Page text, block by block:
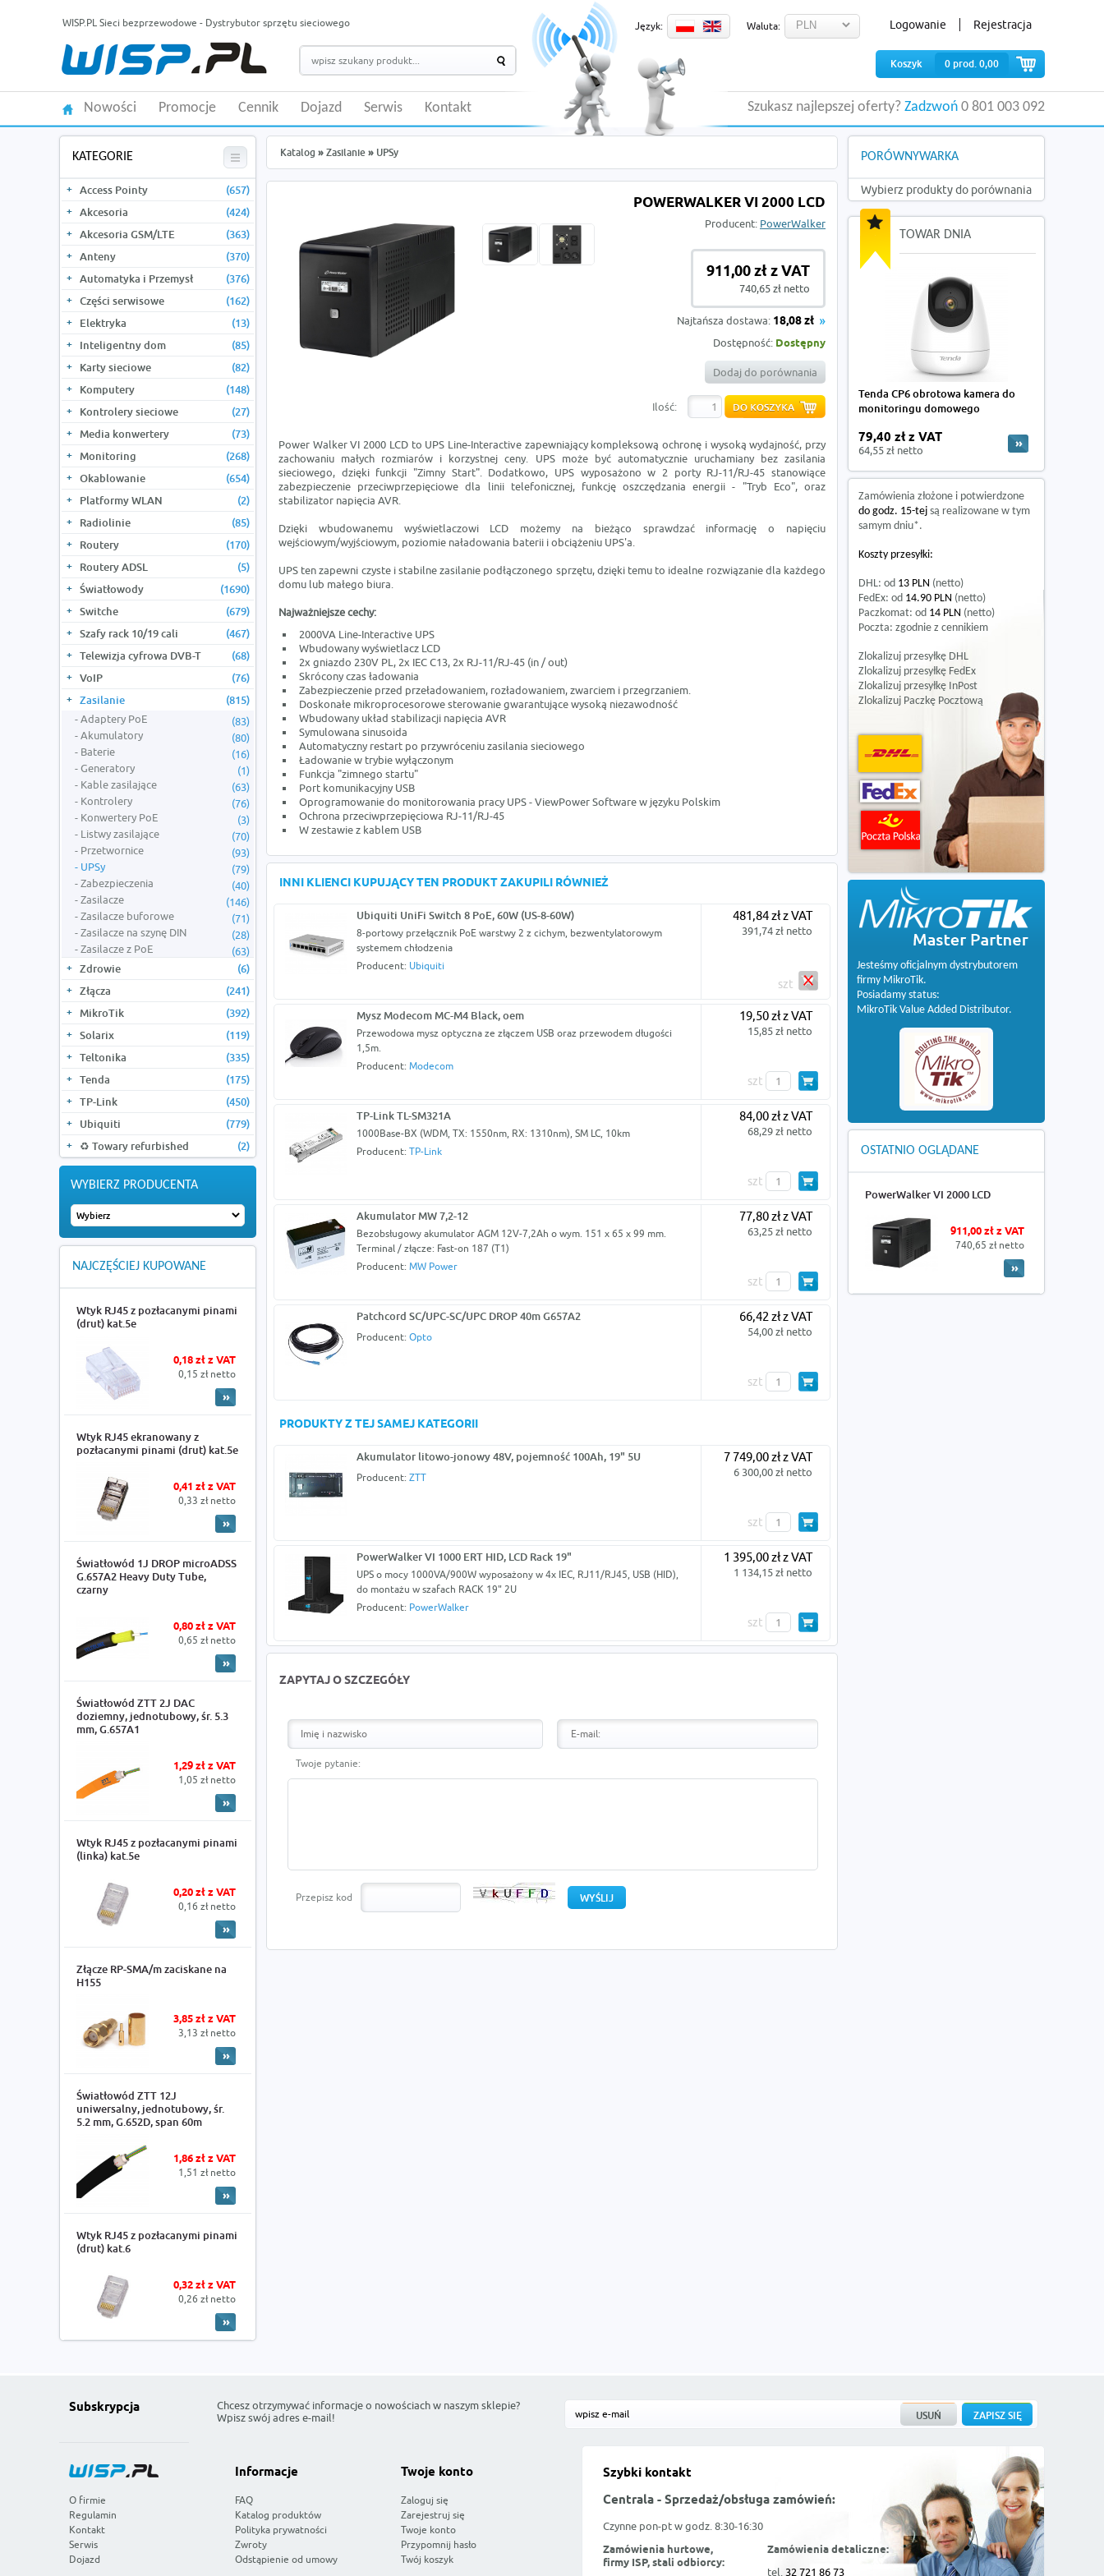
WISP.PL Sieci bezprzewodowe - Dystrybutor sprzętu sieciowego Język: Waluta: Logowanie Rejestracja
Koszyk 0 prod. 0,00
Szukasz najlepszej oferty? Zadzwoń 0 801 003 092
Nowości Promocje Cennik Dojazd Serwis Kontakt
KATEGORIE
Access Pointy
(657)
Akcesoria
(424)
Akcesoria GSM/LTE
(363)
Anteny
(370)
Automatyka i Przemysł
(376)
Części serwisowe
(162)
Elektryka
(13)
Inteligentny dom
(85)
Karty sieciowe
(82)
Komputery
(148)
Kontrolery sieciowe
(27)
Media konwertery
(73)
Monitoring
(268)
Okablowanie
(654)
Platformy WLAN
(2)
Radiolinie
(85)
Routery
(170)
Routery ADSL
(5)
Światłowody
(1690)
Switche
(679)
Szafy rack 10/19 cali
(467)
Telewizja cyfrowa DVB-T
(68)
VoIP
(76)
Zasilanie
(815)
Adaptery PoE
(83)
Akumulatory
(80)
Baterie
(16)
Generatory
(1)
Kable zasilające
(63)
Kontrolery
(76)
Konwertery PoE
(3)
Listwy zasilające
(70)
Przetwornice
(93)
UPSy
(79)
Zabezpieczenia
(40)
Zasilacze
(146)
Zasilacze buforowe
(71)
Zasilacze na szynę DIN
(28)
Zasilacze z PoE
(63)
Zdrowie
(6)
Złącza
(241)
MikroTik
(392)
Solarix
(119)
Teltonika
(335)
Tenda
(175)
TP-Link
(450)
Ubiquiti
(779)
♻️ Towary refurbished
(2)
WYBIERZ PRODUCENTA
NAJCZĘŚCIEJ KUPOWANE
Wtyk RJ45 z pozłacanymi pinami
(drut) kat.5e
0,18 zł z VAT
0,15 zł netto
Wtyk RJ45 ekranowany z
pozłacanymi pinami (drut) kat.5e
0,41 zł z VAT
0,33 zł netto
Światłowód 1J DROP microADSS
G.657A2 Heavy Duty Tube,
czarny
0,80 zł z VAT
0,65 zł netto
Światłowód ZTT 2J DAC
doziemny, jednotubowy, śr. 5.3
mm, G.657A1
1,29 zł z VAT
1,05 zł netto
Wtyk RJ45 z pozłacanymi pinami
(linka) kat.5e
0,20 zł z VAT
0,16 zł netto
Złącze RP-SMA/m zaciskane na
H155
3,85 zł z VAT
3,13 zł netto
Światłowód ZTT 12J
uniwersalny, jednotubowy, śr.
5.2 mm, G.652D, span 60m
1,86 zł z VAT
1,51 zł netto
Wtyk RJ45 z pozłacanymi pinami
(drut) kat.6
0,32 zł z VAT
0,26 zł netto
Katalog » Zasilanie » UPSy
POWERWALKER VI 2000 LCD
Producent: PowerWalker
911,00 zł z VAT
740,65 zł netto
Najtańsza dostawa: 18,08 zł
Dostępność: Dostępny
Dodaj do porównania
Ilość:
Power Walker VI 2000 LCD to UPS Line-Interactive zapewniający kompleksową ochronę i wysoką wydajność, przy
zachowaniu małych rozmiarów i korzystnej ceny. UPS może być automatycznie uruchamiany bez zasilania
sieciowego, dzięki funkcji "Zimny Start". Dodatkowo, UPS wyposażono w 2 porty RJ-11/RJ-45 stanowiące
zabezpieczenie przeciwprzepięciowe dla linii telefonicznej, funkcję oszczędzania energii - "Tryb Eco", oraz
stabilizator napięcia AVR.
Dzięki wbudowanemu wyświetlaczowi LCD możemy na bieżąco sprawdzać informację o napięciu
wejściowym/wyjściowym, poziomie naładowania baterii i obciążeniu UPS'a.
UPS ten zapewni czyste i stabilne zasilanie podłączonego sprzętu, dzięki temu to idealne rozwiązanie dla każdego
domu lub małego biura.
Najważniejsze cechy:
2000VA Line-Interactive UPS
Wbudowany wyświetlacz LCD
2x gniazdo 230V PL, 2x IEC C13, 2x RJ-11/RJ-45 (in / out)
Skrócony czas ładowania
Zabezpieczenie przed przeładowaniem, rozładowaniem, zwarciem i przegrzaniem.
Doskonałe mikroprocesorowe sterowanie gwarantujące wysoką niezawodność
Wbudowany układ stabilizacji napięcia AVR
Symulowana sinusoida
Automatyczny restart po przywróceniu zasilania sieciowego
Ładowanie w trybie wyłączonym
Funkcja "zimnego startu"
Port komunikacyjny USB
Oprogramowanie do monitorowania pracy UPS - ViewPower Software w języku Polskim
Ochrona przeciwprzepięciowa RJ-11/RJ-45
W zestawie z kablem USB
INNI KLIENCI KUPUJĄCY TEN PRODUKT ZAKUPILI RÓWNIEŻ
Ubiquiti UniFi Switch 8 PoE, 60W (US-8-60W)
8-portowy przełącznik PoE warstwy 2 z cichym, bezwentylatorowym
systemem chłodzenia
Producent: Ubiquiti
481,84 zł z VAT
391,74 zł netto
szt
Mysz Modecom MC-M4 Black, oem
Przewodowa mysz optyczna ze złączem USB oraz przewodem długości
1,5m.
Producent: Modecom
19,50 zł z VAT
15,85 zł netto
szt
TP-Link TL-SM321A
1000Base-BX (WDM, TX: 1550nm, RX: 1310nm), SM LC, 10km
Producent: TP-Link
84,00 zł z VAT
68,29 zł netto
szt
Akumulator MW 7,2-12
Bezobsługowy akumulator AGM 12V-7,2Ah o wym. 151 x 65 x 99 mm.
Terminal / złącze: Fast-on 187 (T1)
Producent: MW Power
77,80 zł z VAT
63,25 zł netto
szt
Patchcord SC/UPC-SC/UPC DROP 40m G657A2
Producent: Opto
66,42 zł z VAT
54,00 zł netto
szt
PRODUKTY Z TEJ SAMEJ KATEGORII
Akumulator litowo-jonowy 48V, pojemność 100Ah, 19" 5U
Producent: ZTT
7 749,00 zł z VAT
6 300,00 zł netto
szt
PowerWalker VI 1000 ERT HID, LCD Rack 19"
UPS o mocy 1000VA/900W wyposażony w 4x IEC, RJ11/RJ45, USB (HID),
do montażu w szafach RACK 19" 2U
Producent: PowerWalker
1 395,00 zł z VAT
1 134,15 zł netto
szt
ZAPYTAJ O SZCZEGÓŁY
Twoje pytanie:
Przepisz kod
PORÓWNYWARKA
Wybierz produkty do porównania
TOWAR DNIA
Tenda CP6 obrotowa kamera do
monitoringu domowego
79,40 zł z VAT
64,55 zł netto
Zamówienia złożone i potwierdzone
do godz. 15-tej są realizowane w tym
samym dniu*.
Koszty przesyłki:
DHL: od 13 PLN (netto)
FedEx: od 14.90 PLN (netto)
Paczkomat: od 14 PLN (netto)
Poczta: zgodnie z cennikiem
Zlokalizuj przesyłkę DHL
Zlokalizuj przesyłkę FedEx
Zlokalizuj przesyłkę InPost
Zlokalizuj Paczkę Pocztową
Jesteśmy oficjalnym dystrybutorem
firmy MikroTik.
Posiadamy status:
MikroTik Value Added Distributor.
OSTATNIO OGLĄDANE
PowerWalker VI 2000 LCD
911,00 zł z VAT
740,65 zł netto
Subskrypcja
Chcesz otrzymywać informacje o nowościach w naszym sklepie?
Wpisz swój adres e-mail!
Szybki kontakt
Centrala - Sprzedaż/obsługa zamówień:
Czynne pon-pt w godz. 8:30-16:30
Zamówienia hurtowe,
firmy ISP, stali odbiorcy:
Zamówienia detaliczne:
tel. 32 721 86 73
O firmie
Regulamin
Kontakt
Serwis
Dojazd
Informacje
FAQ
Katalog produktów
Polityka prywatności
Zwroty
Odstąpienie od umowy
Twoje konto
Zaloguj się
Zarejestruj się
Twoje konto
Przypomnij hasło
Twój koszyk